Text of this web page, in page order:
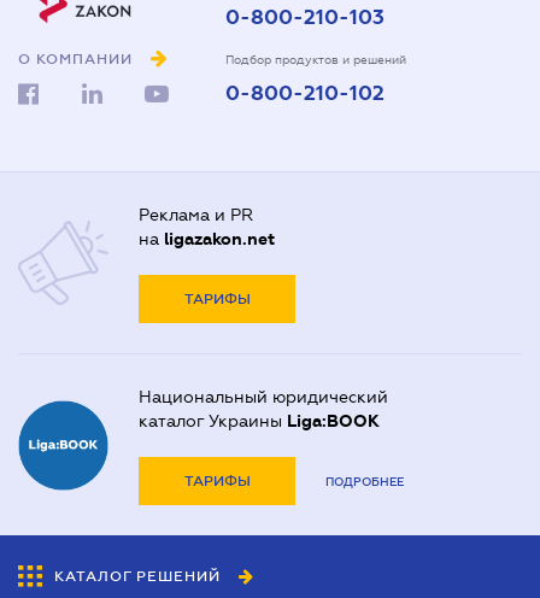
О КОМПАНИИ
0-800-210-103
Подбор продуктов и решений
0-800-210-102
Реклама и PR
на ligazakon.net
ТАРИФЫ
Национальный юридический
каталог Украины Liga:BOOK
ТАРИФЫ ПОДРОБНЕЕ
КАТАЛОГ РЕШЕНИЙ